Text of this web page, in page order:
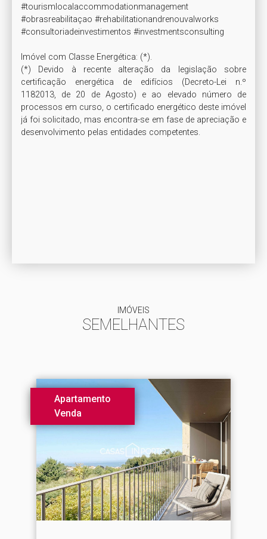
#tourismlocalaccommodationmanagement
#obrasreabilitaçao #rehabilitationandrenouvalworks
#consultoriadeinvestimentos #investmentsconsulting
Imóvel com Classe Energética: (*).
(*) Devido à recente alteração da legislação sobre
certificação energética de edifícios (Decreto-Lei n.º
1182013, de 20 de Agosto) e ao elevado número de
processos em curso, o certificado energético deste imóvel
já foi solicitado, mas encontra-se em fase de apreciação e
desenvolvimento pelas entidades competentes.
IMÓVEIS
SEMELHANTES
Apartamento
Venda